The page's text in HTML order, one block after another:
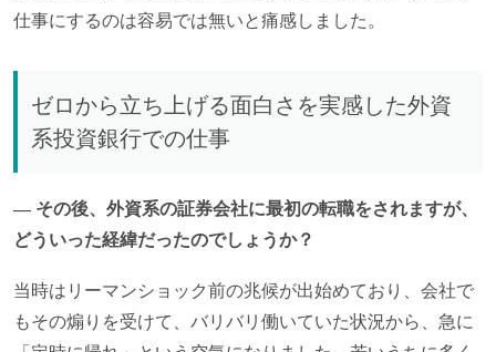
仕事にするのは容易では無いと痛感しました。
ゼロから立ち上げる面白さを実感した外資
系投資銀行での仕事
― その後、外資系の証券会社に最初の転職をされますが、
どういった経緯だったのでしょうか？
当時はリーマンショック前の兆候が出始めており、会社で
もその煽りを受けて、バリバリ働いていた状況から、急に